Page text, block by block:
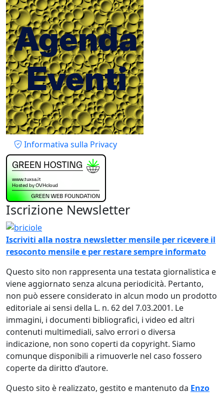
Piè di pagina
Informativa sulla Privacy
Iscrizione Newsletter
Immagine
Iscriviti alla nostra newsletter mensile per ricevere il
resoconto mensile e per restare sempre informato
Questo sito non rappresenta una testata giornalistica e
viene aggiornato senza alcuna periodicità. Pertanto,
non può essere considerato in alcun modo un prodotto
editoriale ai sensi della L. n. 62 del 7.03.2001. Le
immagini, i documenti bibliografici, i video ed altri
contenuti multimediali, salvo errori o diversa
indicazione, non sono coperti da copyright. Siamo
comunque disponibili a rimuoverle nel caso fossero
coperte da diritto d’autore.
Questo sito è realizzato, gestito e mantenuto da Enzo